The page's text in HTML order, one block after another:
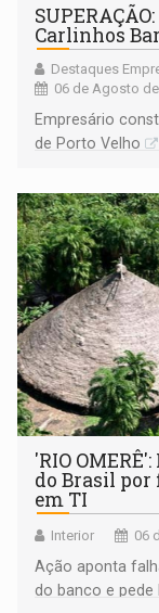
Carlinhos
Destaques
06 de Agosto
Empresário
de Porto Velho
'RIO
do Brasil
em TI
Interior 06
Ação aponta
do banco e pede